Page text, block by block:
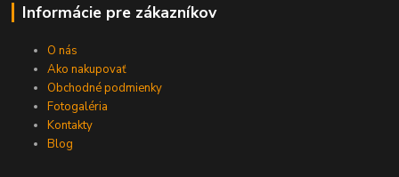
Informácie pre zákazníkov
O nás
Ako nakupovať
Obchodné podmienky
Fotogaléria
Kontakty
Blog